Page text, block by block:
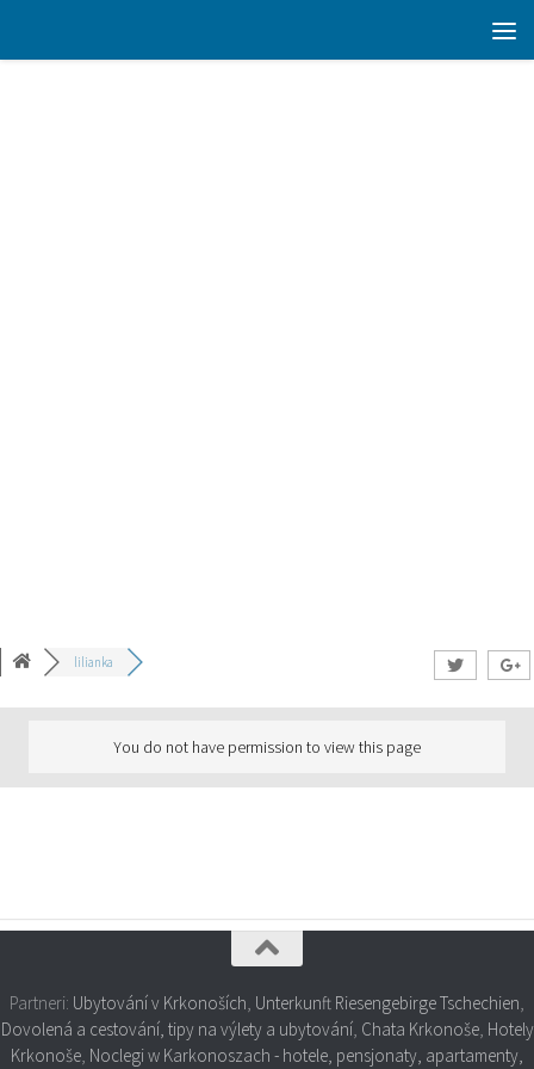
lilianka
You do not have permission to view this page
Partneri: Ubytování v Krkonoších, Unterkunft Riesengebirge Tschechien,
Dovolená a cestování, tipy na výlety a ubytování, Chata Krkonoše, Hotely
Krkonoše, Noclegi w Karkonoszach - hotele, pensjonaty, apartamenty,